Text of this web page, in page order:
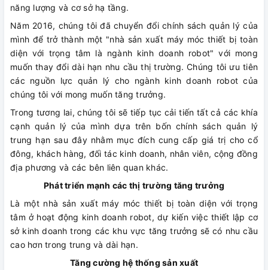
năng lượng và cơ sở hạ tầng.
Năm 2016, chúng tôi đã chuyển đổi chính sách quản lý của
mình để trở thành một "nhà sản xuất máy móc thiết bị toàn
diện với trọng tâm là ngành kinh doanh robot" với mong
muốn thay đổi dài hạn nhu cầu thị trường. Chúng tôi ưu tiên
các nguồn lực quản lý cho ngành kinh doanh robot của
chúng tôi với mong muốn tăng trưởng.
Trong tương lai, chúng tôi sẽ tiếp tục cải tiến tất cả các khía
cạnh quản lý của mình dựa trên bốn chính sách quản lý
trung hạn sau đây nhằm mục đích cung cấp giá trị cho cổ
đông, khách hàng, đối tác kinh doanh, nhân viên, cộng đồng
địa phương và các bên liên quan khác.
Phát triển mạnh các thị trường tăng trưởng
Là một nhà sản xuất máy móc thiết bị toàn diện với trọng
tâm ở hoạt động kinh doanh robot, dự kiến việc thiết lập cơ
sở kinh doanh trong các khu vực tăng trưởng ​​sẽ có nhu cầu
cao hơn trong trung và dài hạn.
Tăng cường hệ thống sản xuất